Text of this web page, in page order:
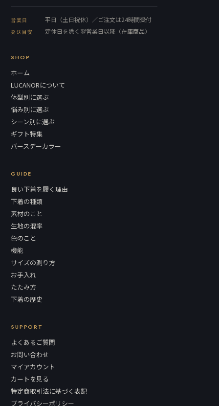
営業日 平日（土日祝休）／ご注文は24時間受付
発送目安 定休日を除く翌営業日以降（在庫商品）
SHOP
ホーム
LUCANORについて
体型別に選ぶ
悩み別に選ぶ
シーン別に選ぶ
ギフト特集
バースデーカラー
GUIDE
良い下着を履く理由
下着の種類
素材のこと
生地の混率
色のこと
機能
サイズの測り方
お手入れ
たたみ方
下着の歴史
SUPPORT
よくあるご質問
お問い合わせ
マイアカウント
カートを見る
特定商取引法に基づく表記
プライバシーポリシー